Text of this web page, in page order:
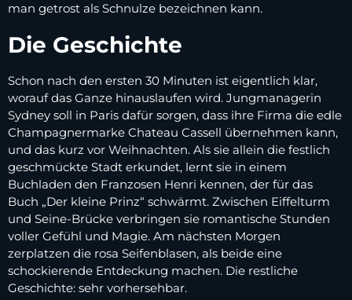
man getrost als Schnulze bezeichnen kann.
Die Geschichte
Schon nach den ersten 30 Minuten ist eigentlich klar,
worauf das Ganze hinauslaufen wird. Jungmanagerin
Sydney soll in Paris dafür sorgen, dass ihre Firma die edle
Champagnermarke Chateau Cassell übernehmen kann,
und das kurz vor Weihnachten. Als sie allein die festlich
geschmückte Stadt erkundet, lernt sie in einem
Buchladen den Franzosen Henri kennen, der für das
Buch „Der kleine Prinz“ schwärmt. Zwischen Eiffelturm
und Seine-Brücke verbringen sie romantische Stunden
voller Gefühl und Magie. Am nächsten Morgen
zerplatzen die rosa Seifenblasen, als beide eine
schockierende Entdeckung machen. Die restliche
Geschichte: sehr vorhersehbar.